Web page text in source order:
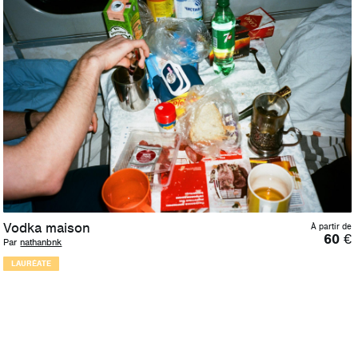
Vodka maison
Par nathanbnk
LAURÉATE
À partir de
60€